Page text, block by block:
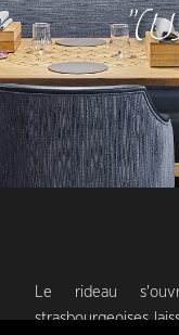
Le rideau
strasbourgeoises